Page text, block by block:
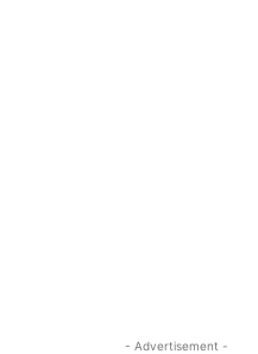
- Advertisement -